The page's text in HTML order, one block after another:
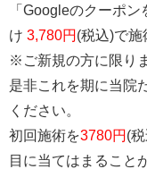
「Googleのクーポ
け 3,780円 (税込)で施
※ご新規の方に限り
是非これを期に当院
ください。
初回施術を3780円 (
目に当てはまること